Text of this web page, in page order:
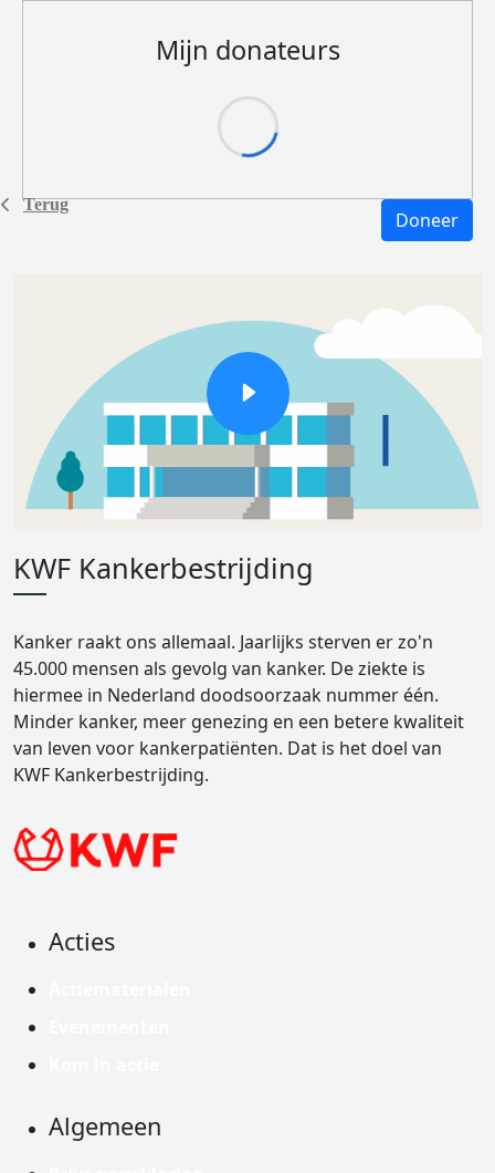
Terug
Mijn donateurs
Doneer
KWF Kankerbestrijding
Kanker raakt ons allemaal. Jaarlijks sterven er zo'n
45.000 mensen als gevolg van kanker. De ziekte is
hiermee in Nederland doodsoorzaak nummer één.
Minder kanker, meer genezing en een betere kwaliteit
van leven voor kankerpatiënten. Dat is het doel van
KWF Kankerbestrijding.
Acties
Algemeen